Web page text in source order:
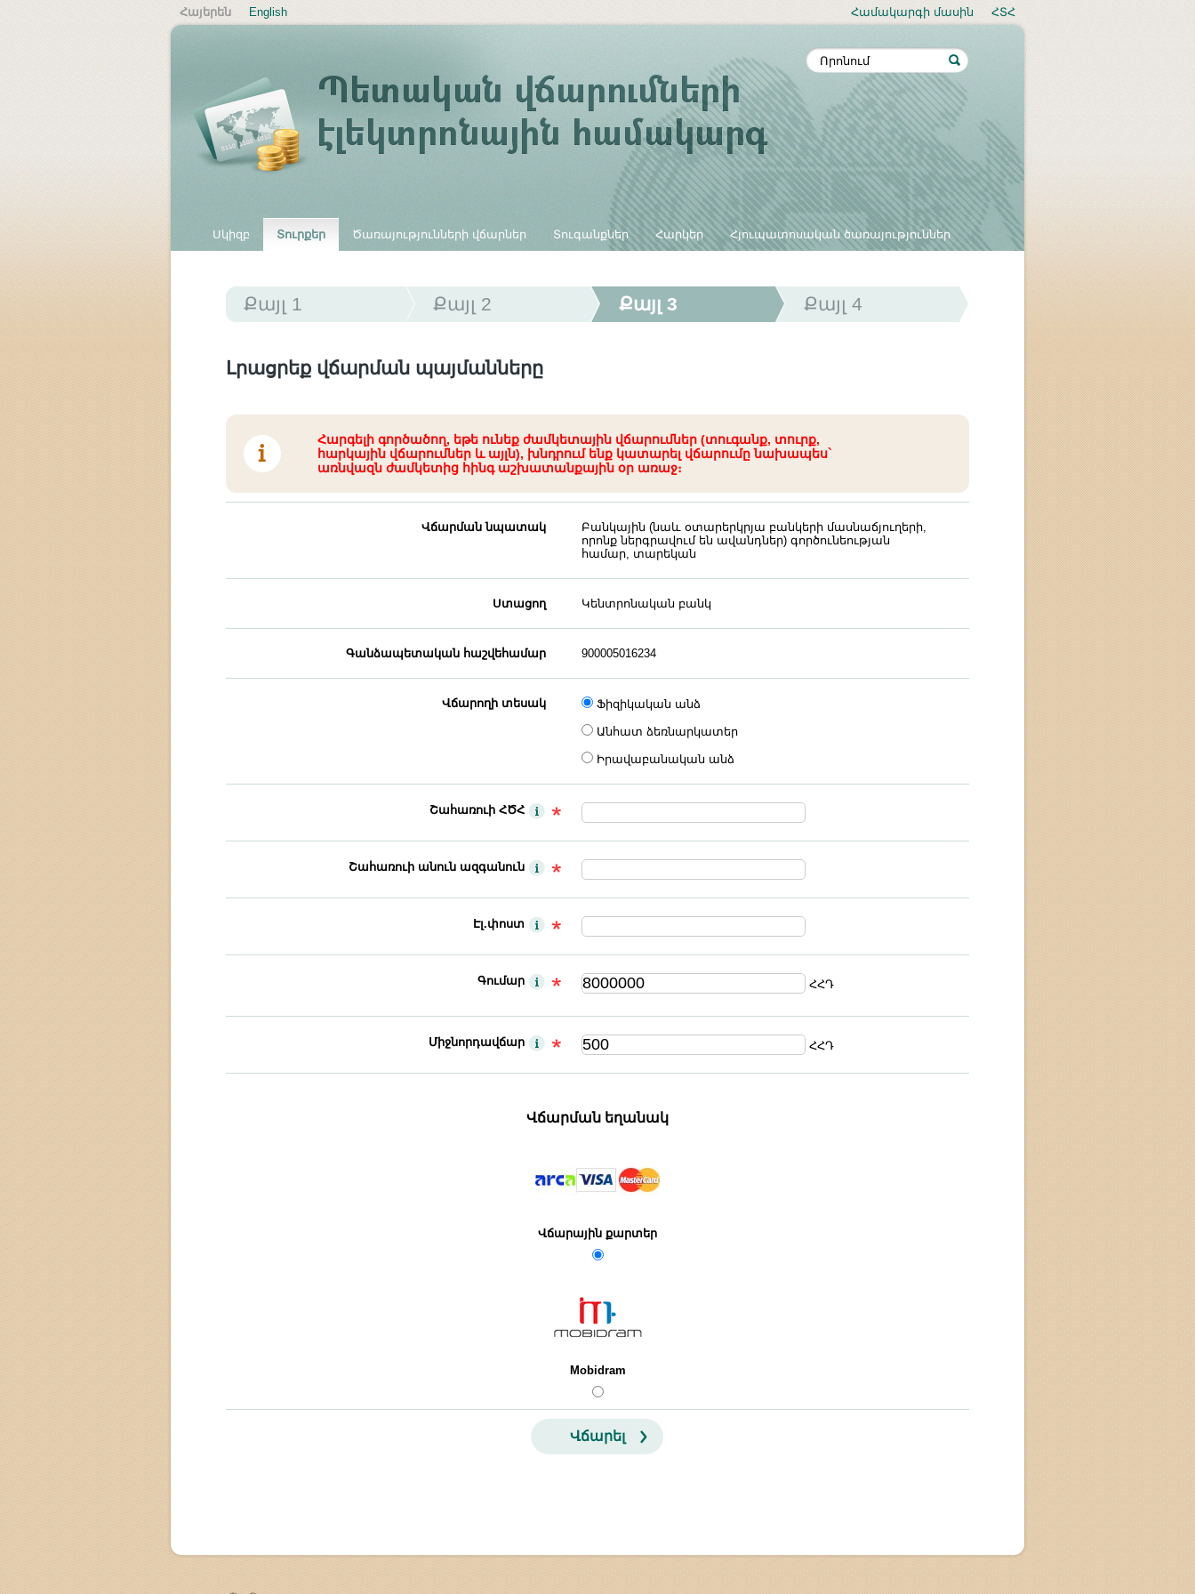
Հայերեն English Համակարգի մասին ՀՏՀ
Սկիզբ Տուրքեր Ծառայությունների վճարներ Տուգանքներ Հարկեր Հյուպատոսական ծառայություններ
Քայլ 1 Քայլ 2 Քայլ 3 Քայլ 4
Լրացրեք վճարման պայմանները
Հարգելի գործածող, եթե ունեք ժամկետային վճարումներ (տուգանք, տուրք,
հարկային վճարումներ և այլն), խնդրում ենք կատարել վճարումը նախապես`
առնվազն ժամկետից հինգ աշխատանքային օր առաջ։
Վճարման նպատակ
Բանկային (նաև օտարերկրյա բանկերի մասնաճյուղերի,
որոնք ներգրավում են ավանդներ) գործունեության
համար, տարեկան
Ստացող Կենտրոնական բանկ
Գանձապետական հաշվեհամար 900005016234
Վճարողի տեսակ Ֆիզիկական անձ
Անհատ ձեռնարկատեր
Իրավաբանական անձ
Շահառուի ՀԾՀ
Շահառուի անուն ազգանուն
Էլ.փոստ
Գումար ՀՀԴ
Միջնորդավճար ՀՀԴ
Վճարման եղանակ
Վճարային քարտեր
Mobidram
Վճարել